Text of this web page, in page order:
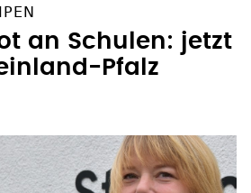
an Schulen: jetzt
Pfalz